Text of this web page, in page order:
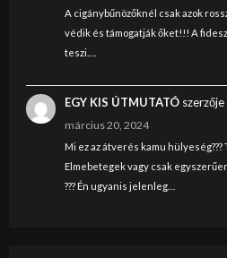
A cigánybűnözőknél csak azok
védik és támogatják őket!!! A
teszi.…
EGY KIS ÚTMUTATÓszerzője
március 20, 2024
Mi ez az átverés kamu hülyeség???
Elmebetegek vagy csak
??? Én ugyanis jelenleg…